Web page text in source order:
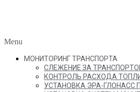
Menu
МОНИТОРИНГ ТРАНСПОРТА
СЛЕЖЕНИЕ ЗА
КОНТРОЛЬ РАСХОДА
УСТАНОВКА ЭРА-ГЛОНАСС